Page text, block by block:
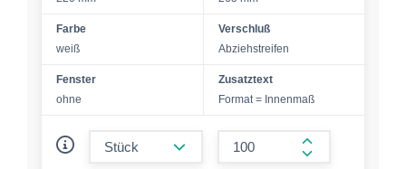
Farbe
weiß
Verschluß
Abziehstreifen
Fenster
ohne
Zusatztext
Format = Innenmaß
form.increase-